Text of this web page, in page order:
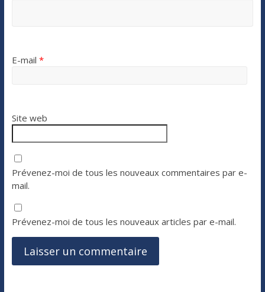
E-mail *
Site web
Prévenez-moi de tous les nouveaux commentaires par e-
mail.
Prévenez-moi de tous les nouveaux articles par e-mail.